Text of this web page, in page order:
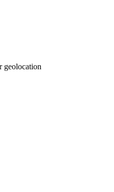
geolocation